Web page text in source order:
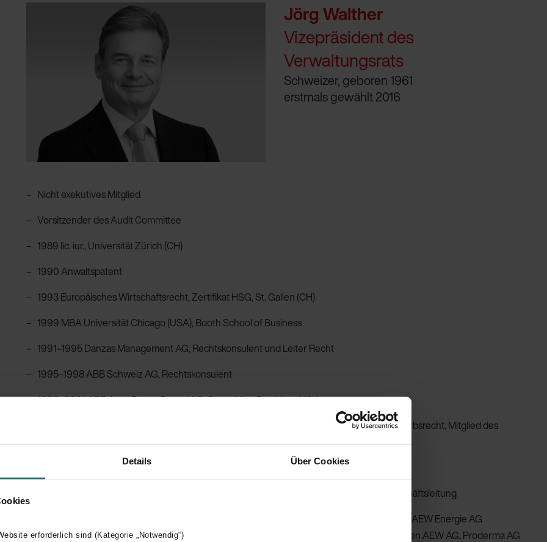
Details Über Cookies
erforderlich sind (Kategorie „Notwendig“)
Jörg Walther
Vizepräsident des
Verwaltungsrats
Schweizer, geboren 1961
erstmals gewählt 2016
Nicht exekutives Mitglied
Vorsitzender des Audit Committee
1989 lic. iur., Universität Zürich (CH)
1990 Anwaltspatent
1993 Europäisches Wirtschaftsrecht, Zertifikat HSG, St. Gallen (CH)
1999 MBA Universität Chicago (USA), Booth School of Business
1991–1995 Danzas Management AG, Rechtskonsulent und Leiter Recht
1995–1998 ABB Schweiz AG, Rechtskonsulent
1999–2001 ABB Asea Brown Boveri AG, Group Vice President M&A
2001–2009 Novartis International AG, Rechtskonsulent, Leiter Recht M&A und Wettbewerbsrecht, Mitglied des
Seit 2010 Wirtschaftsanwalt und Partner bei Schärer Rechtsanwälte, Aarau (CH)
2010–2012 Resun AG, General Counsel und Leiter Corporate Services, Mitglied der Geschäftsleitung
Verwaltungsrat und Mitglied des Audit Com­mittee von SFS Group AG, Huber+Suhner AG, AEW Energie AG
(Vizepräsident); Verwaltungsrat von Swiss Steel Holding AG, Kraftwerk Augst AG, Immobilien AEW AG, Proderma AG